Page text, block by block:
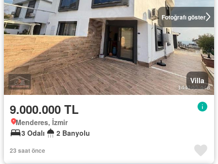
Fotoğrafı göster
Villa
9.000.000 TL
Menderes, İzmir
3 Odalı
2 Banyolu
23 saat önce